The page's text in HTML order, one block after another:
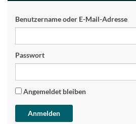
Benutzername oder E-Mail-Adresse
Passwort
Angemeldet bleiben